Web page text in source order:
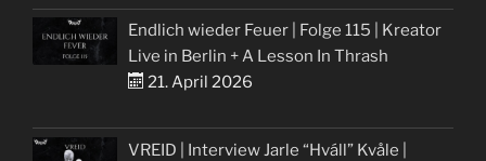
Endlich wieder Feuer | Folge 115 | Kreator
Live in Berlin + A Lesson In Thrash
21. April 2026
VREID | Interview Jarle “Hváll” Kvåle |